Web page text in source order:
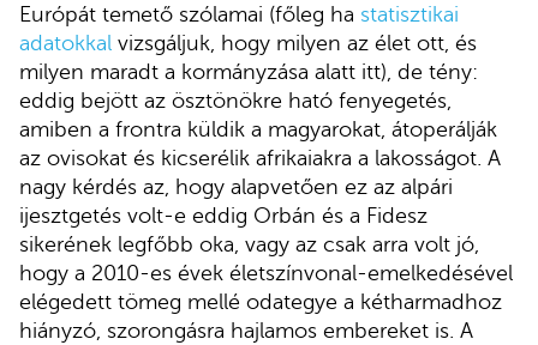
Európát temető szólamai (főleg ha statisztikai
adatokkal vizsgáljuk, hogy milyen az élet ott, és
milyen maradt a kormányzása alatt itt), de tény:
eddig bejött az ösztönökre ható fenyegetés,
amiben a frontra küldik a magyarokat, átoperálják
az ovisokat és kicserélik afrikaiakra a lakosságot. A
nagy kérdés az, hogy alapvetően ez az alpári
ijesztgetés volt-e eddig Orbán és a Fidesz
sikerének legfőbb oka, vagy az csak arra volt jó,
hogy a 2010-es évek életszínvonal-emelkedésével
elégedett tömeg mellé odategye a kétharmadhoz
hiányzó, szorongásra hajlamos embereket is. A